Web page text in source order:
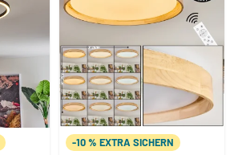
-10 % EXTRA SICHERN